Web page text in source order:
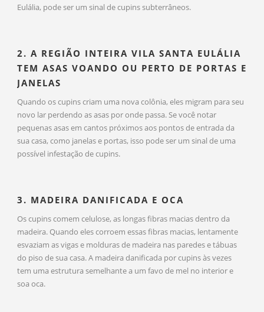
Eulália, pode ser um sinal de cupins subterrâneos.
2. A REGIÃO INTEIRA VILA SANTA EULÁLIA
TEM ASAS VOANDO OU PERTO DE PORTAS E
JANELAS
Quando os cupins criam uma nova colônia, eles migram para seu
novo lar perdendo as asas por onde passa. Se você notar
pequenas asas em cantos próximos aos pontos de entrada da
sua casa, como janelas e portas, isso pode ser um sinal de uma
possível infestação de cupins.
3. MADEIRA DANIFICADA E OCA
Os cupins comem celulose, as longas fibras macias dentro da
madeira. Quando eles corroem essas fibras macias, lentamente
esvaziam as vigas e molduras de madeira nas paredes e tábuas
do piso de sua casa. A madeira danificada por cupins às vezes
tem uma estrutura semelhante a um favo de mel no interior e
soa oca.